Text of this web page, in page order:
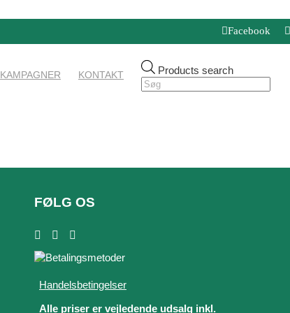
Facebook
KAMPAGNER KONTAKT Products search
FØLG OS
Handelsbetingelser
Alle priser er vejledende udsalg inkl.